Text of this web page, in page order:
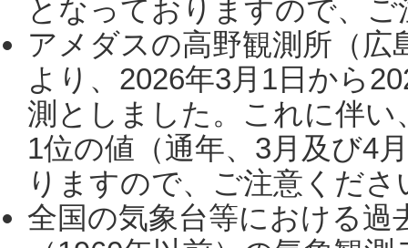
となっておりますので、
アメダスの高野観測所（
より、2026年3月1日から
測としました。これに伴い
1位の値（通年、3月及び4
りますので、ご注意くだ
全国の気象台等における過